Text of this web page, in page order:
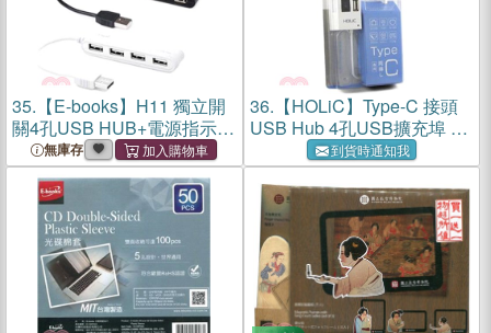
35. 【E-books】H11 獨立開
關4孔USB HUB+電源指示
燈-白無庫存
36. 【HOLiC】Type-C 接頭
USB Hub 4孔USB擴充埠 獨
立省電開關 OTG功能 60cm
到貨時通知我